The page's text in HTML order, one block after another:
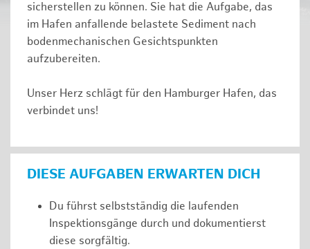
sicherstellen zu können. Sie hat die Aufgabe, das
im Hafen anfallende belastete Sediment nach
bodenmechanischen Gesichtspunkten
aufzubereiten.
Unser Herz schlägt für den Hamburger Hafen, das
verbindet uns!
DIESE AUFGABEN ERWARTEN DICH
Du führst selbstständig die laufenden
Inspektionsgänge durch und dokumentierst
diese sorgfältig.